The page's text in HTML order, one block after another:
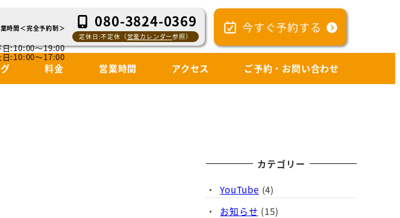
時間＜完全予約制＞
日:10:00～19:00
日:10:00～17:00
080-3824-0369
定休日:不定休（営業カレンダー参照）
今すぐ予約する
料金 営業時間 アクセス ご予約・お問い合わせ
カテゴリー
YouTube (4)
お知らせ (15)